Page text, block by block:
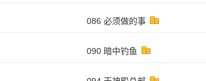
086 必须做的事
090 暗中钓鱼